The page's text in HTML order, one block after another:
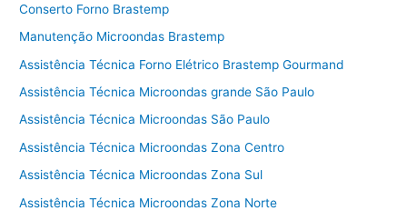
Conserto Forno Brastemp
Manutenção Microondas Brastemp
Assistência Técnica Forno Elétrico Brastemp Gourmand
Assistência Técnica Microondas grande São Paulo
Assistência Técnica Microondas São Paulo
Assistência Técnica Microondas Zona Centro
Assistência Técnica Microondas Zona Sul
Assistência Técnica Microondas Zona Norte